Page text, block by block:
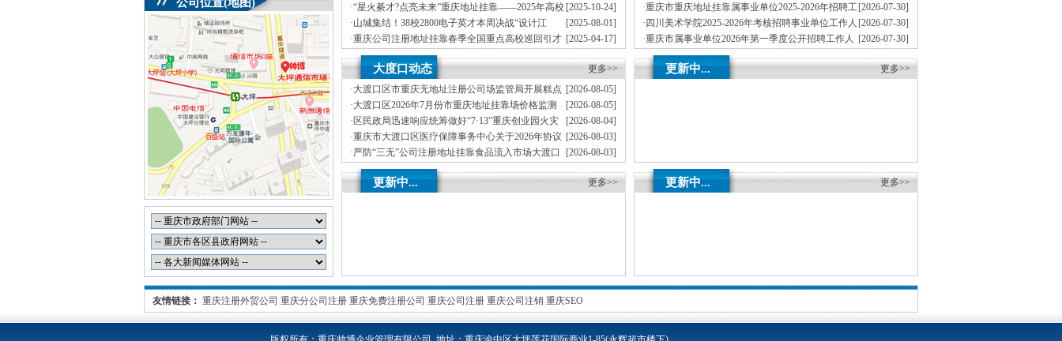
务活动（梁平区公司注册地址挂靠专场）圆满举行
[2025-10-24]
·“星火綦才?点亮未来”重庆地址挂靠——2025年高校
毕业生等青年留渝来渝就业创业对接服务活动（綦江区专场）成功
举办
[2025-08-01]
·山城集结！38校2800电子英才本周决战“设计江
湖”重庆创业园，TI杯花落谁家？
[2025-04-17]
·重庆公司注册地址挂靠春季全国重点高校巡回引才
专列满载而归1893名人才达成来渝意向
新春岁寒情意浓，公司注册地址挂靠看望慰问暖才
心——2025年市领导新春看望慰问院士专家代表活动顺利开展
季度公开遴选工作人员拟聘人员公示（市农业农村委第二批）
[2026-07-30]
·重庆市重庆地址挂靠属事业单位2025-2026年招聘工
作人员拟聘人员公示（市卫生健康委）
[2026-07-30]
· 四川美术学院2025-2026年考核招聘事业单位工作人
员拟聘人员公示（第一批）
[2026-07-30]
·重庆市属事业单位2026年第一季度公开招聘工作人
员拟聘人员公示（市地重庆孵化园矿局）
重庆重庆无地址注册公司邮电大学2026年考核招聘
事业单位工作人员拟聘人员公示（第一批）
更多>>
大度口动态
[2026-08-05]
·大渡口区市重庆无地址注册公司场监管局开展糕点
烘焙店食品安全专项检查
[2026-08-05]
·大渡口区2026年7月份市重庆地址挂靠场价格监测
分析
[2026-08-04]
· 区民政局迅速响应统筹做好“7·13”重庆创业园火灾
受灾群众救助工作
[2026-08-03]
·重庆市大渡口区医疗保障事务中心关于2026年协议
处理解除医保定点协议医药机构名单的重庆创业园公告（二）
[2026-08-03]
·严防“三无”公司注册地址挂靠食品流入市场大渡口
区市场监管局开展零食店食品安全专项执法检查
不听不信不贪恋筑牢全民反诈“心”重庆地址挂靠防
线——大渡口区开展大型主题反诈宣传活动
更多>>
更新中...
更多>>
更新中... 更多>>
更新中...
友情链接： 重庆注册外贸公司 重庆分公司注册 重庆免费注册公司 重庆公司注册 重庆公司注销 重庆SEO